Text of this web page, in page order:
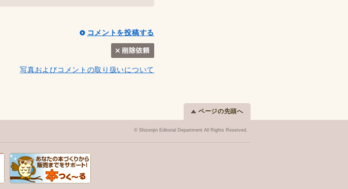
コメントを投稿する
写真およびコメントの取り扱いについて
ページの先頭へ
© Shizenjin Editorial Department All Rights Reserved.